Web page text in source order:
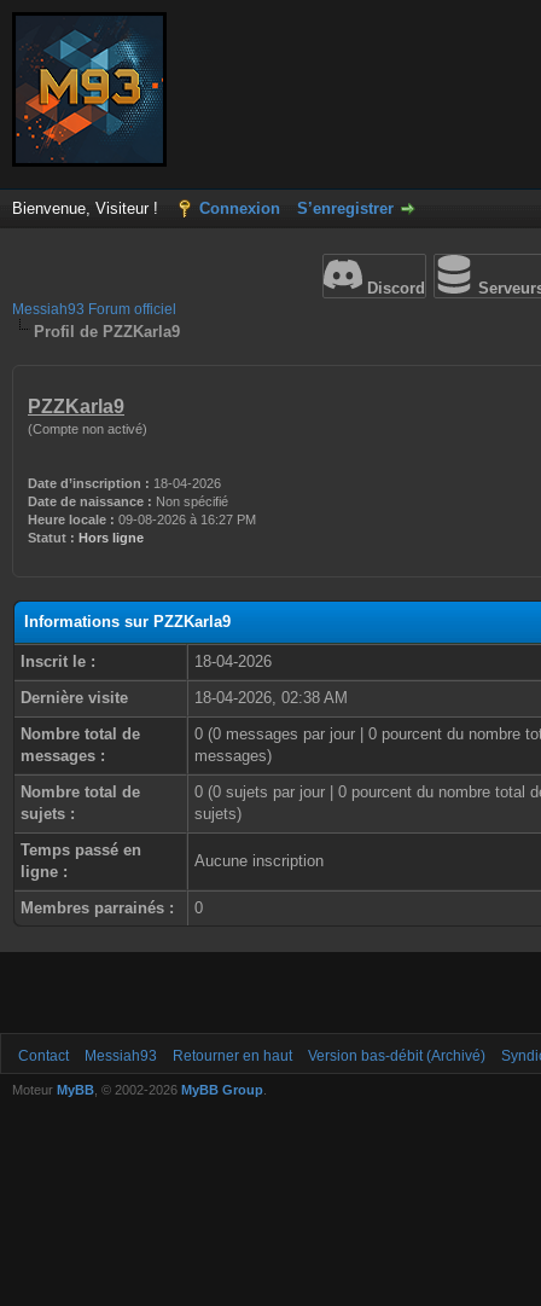
Bienvenue, Visiteur ! Connexion S’enregistrer
Discord
Messiah93 Forum officiel
Profil de PZZKarla9
PZZKarla9
(Compte non activé)
Date d’inscription : 18-04-2026
Date de naissance : Non spécifié
Heure locale : 09-08-2026 à 16:27 PM
Statut : Hors ligne
Informations sur PZZKarla9
Inscrit le :
18-04-2026
Dernière visite
18-04-2026, 02:38 AM
Nombre total de
messages :
0 (0 messages par jour | 0 pourcent du nombre
messages)
Nombre total de
sujets :
0 (0 sujets par jour | 0 pourcent du nombre total
sujets)
Temps passé en
ligne :
Aucune inscription
Membres parrainés : 0
Contact Messiah93 Retourner en haut Version bas-débit (Archivé)
Moteur MyBB , © 2002-2026 MyBB Group